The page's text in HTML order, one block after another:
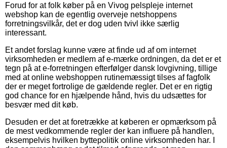
Forud for at folk køber på en Vivog pelspleje internet
webshop kan de egentlig overveje netshoppens
forretningsvilkår, det er dog uden tvivl ikke særlig
interessant.
Et andet forslag kunne være at finde ud af om internet
virksomheden er medlem af e-mærke ordningen, da det er et
tegn på at e-forretningen efterfølger dansk lovgivning, tillige
med at online webshoppen rutinemæssigt tilses af fagfolk
der er meget fortrolige de gældende regler. Det er en rigtig
god chance for en hjælpende hånd, hvis du udsættes for
besvær med dit køb.
Desuden er det at foretrække at køberen er opmærksom på
de mest vedkommende regler der kan influere på handlen,
eksempelvis hvilken byttepolitik online virksomheden har. I